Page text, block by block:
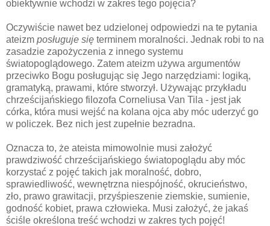
obiektywnie wchodzi w zakres tego pojęcia?
Oczywiście nawet bez udzielonej odpowiedzi na te pytania
ateizm posługuje się terminem moralności. Jednak robi to na
zasadzie zapożyczenia z innego systemu
światopoglądowego. Zatem ateizm używa argumentów
przeciwko Bogu posługując się Jego narzędziami: logiką,
gramatyką, prawami, które stworzył. Używając przykładu
chrześcijańskiego filozofa Corneliusa Van Tila - jest jak
córka, która musi wejść na kolana ojca aby móc uderzyć go
w policzek. Bez nich jest zupełnie bezradna.
Oznacza to, że ateista mimowolnie musi założyć
prawdziwość chrześcijańskiego światopoglądu aby móc
korzystać z pojęć takich jak moralność, dobro,
sprawiedliwość, wewnętrzna niespójność, okrucieństwo,
zło, prawo grawitacji, przyśpieszenie ziemskie, sumienie,
godność kobiet, prawa człowieka. Musi założyć, że jakaś
ściśle określona treść wchodzi w zakres tych pojęć!